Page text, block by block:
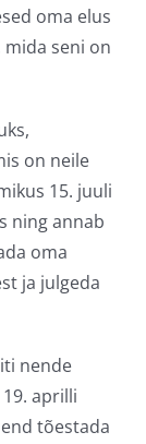
oma elus
seni on
on neile
15. juuli
ning annab
oma
ja julgeda
nende
aprilli
tõestada